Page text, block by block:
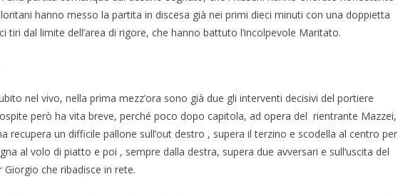
hanno messo la partita in discesa già nei primi dieci minuti con una doppietta
tiri dal limite dell’area di rigore, che hanno battuto l’incolpevole Maritato.
nel vivo, nella prima mezz’ora sono già due gli interventi decisivi del portiere
però ha vita breve, perché poco dopo capitola, ad opera del rientrante Mazzei,
recupera un difficile pallone sull’out destro , supera il terzino e scodella al centro per
al volo di piatto e poi , sempre dalla destra, supera due avversari e sull’uscita del
che ribadisce in rete.